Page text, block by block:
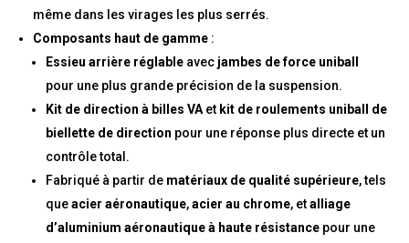
même dans les virages les plus serrés.
Composants haut de gamme :
Essieu arrière réglable avec jambes de force uniball
pour une plus grande précision de la suspension.
Kit de direction à billes VA et kit de roulements uniball de
biellette de direction pour une réponse plus directe et un
contrôle total.
Fabriqué à partir de matériaux de qualité supérieure, tels
queacier aéronautique,acier au chrome, etalliage
d’aluminium aéronautique à haute résistance pour une